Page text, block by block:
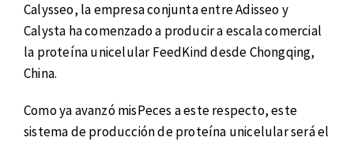
Calysseo, la empresa conjunta entre Adisseo y
Calysta ha comenzado a producir a escala comercial
la proteína unicelular FeedKind desde Chongqing,
China.
Como ya avanzó misPeces a este respecto, este
sistema de producción de proteína unicelular será el